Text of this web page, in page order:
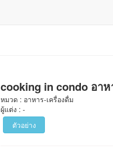
cooking in condo อา
หมวด : อาหาร-เครื่องดื่ม
ผู้แต่ง : -
ตัวอย่าง